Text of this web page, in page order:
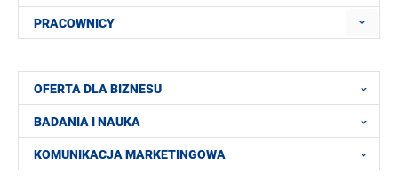
PRACOWNICY
OFERTA DLA BIZNESU
BADANIA I NAUKA
KOMUNIKACJA MARKETINGOWA